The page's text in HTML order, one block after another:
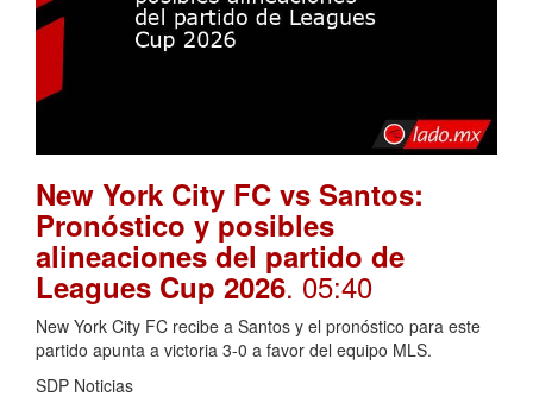
New York City FC vs Santos:
Pronóstico y posibles
alineaciones del partido de
Leagues Cup 2026. 05:40
New York City FC recibe a Santos y el pronóstico para este
partido apunta a victoria 3-0 a favor del equipo MLS.
SDP Noticias